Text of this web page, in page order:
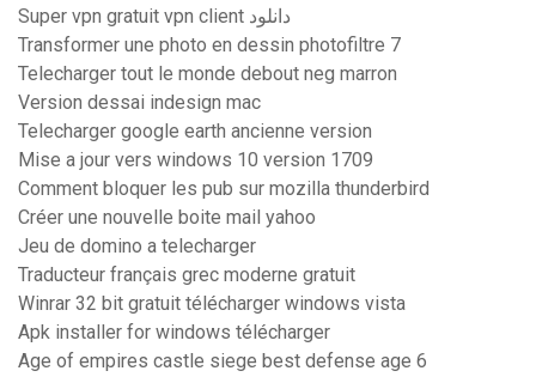
Super vpn gratuit vpn client دانلود
Transformer une photo en dessin photofiltre 7
Telecharger tout le monde debout neg marron
Version dessai indesign mac
Telecharger google earth ancienne version
Mise a jour vers windows 10 version 1709
Comment bloquer les pub sur mozilla thunderbird
Créer une nouvelle boite mail yahoo
Jeu de domino a telecharger
Traducteur français grec moderne gratuit
Winrar 32 bit gratuit télécharger windows vista
Apk installer for windows télécharger
Age of empires castle siege best defense age 6